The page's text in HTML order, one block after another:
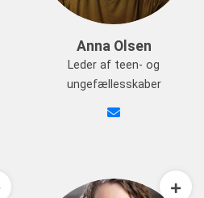
Anna Olsen
Leder af teen- og
ungefællesskaber